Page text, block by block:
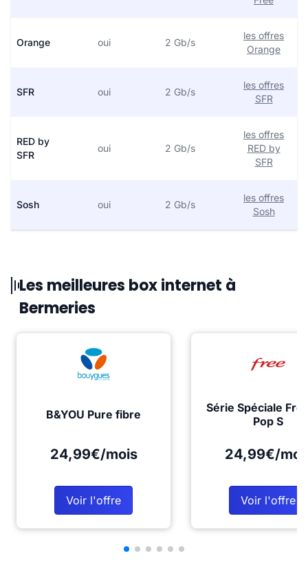
Orange oui 2 Gb/s
les offres
Orange
SFR oui 2 Gb/s
les offres
SFR
RED by
SFR
oui 2 Gb/s
les offres
RED by
SFR
Sosh oui 2 Gb/s
les offres
Sosh
Les meilleures box internet à
Bermeries
B&YOU Pure fibre
24,99€/mois
Voir l'offre
Série Spéciale
Pop S
24,99€/
Voir l'offre